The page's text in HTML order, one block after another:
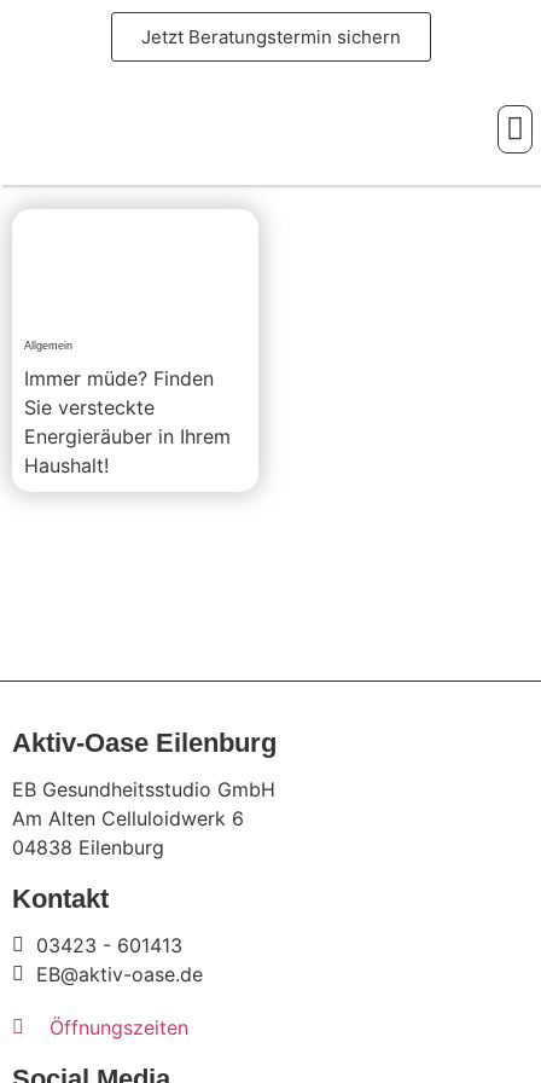
Jetzt Beratungstermin sichern
Allgemein
Immer müde? Finden
Sie versteckte
Energieräuber in Ihrem
Haushalt!
Aktiv-Oase Eilenburg
EB Gesundheitsstudio GmbH
Am Alten Celluloidwerk 6
04838 Eilenburg
Kontakt
03423 - 601413
EB@aktiv-oase.de
Öffnungszeiten